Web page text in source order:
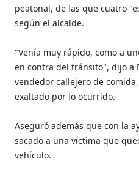
peatonal, de las que cuatro
según el alcalde.
"Venía muy rápido, como a
en contra del tránsito", dijo a
vendedor callejero de
exaltado por lo ocurrido.
Aseguró además que con la
sacado a una víctima que
vehículo.